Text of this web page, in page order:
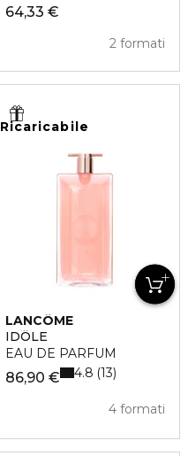
64,33 €
2 formati
Ricaricabile
LANCÔME
IDÔLE
EAU DE PARFUM
86,90 €
4 formati
4.8 13